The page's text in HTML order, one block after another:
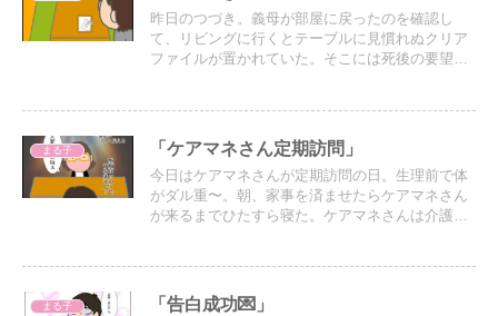
昨日のつづき。義母が部屋に戻ったのを確認し
て、リビングに行くとテーブルに見慣れぬクリア
ファイルが置かれていた。そこには死後の要望が
まる子 「ケアマネさん定期訪問」
今日はケアマネさんが定期訪問の日。生理前で体
がダル重〜。朝、家事を済ませたらケアマネさん
が来るまでひたすら寝た。ケアマネさんは介護す
まる子 「告白成功💌」